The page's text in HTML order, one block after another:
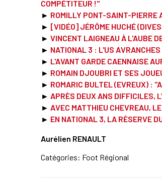
COMPÉTITEUR !"
► ROMILLY PONT-SAINT-PIERRE
► [VIDÉO] JÉRÔME HUCHÉ
► VINCENT LAIGNEAU À L'AUBE
► NATIONAL 3 : L'US
► L'AVANT GARDE CAENNAISE
► ROMAIN DJOUBRI ET SES
► ROMARIC BULTEL (EVREUX) :
► APRÈS DEUX ANS DIFFICILES,
► AVEC MATTHIEU CHEVREAU,
► EN NATIONAL 3, LA RÉSERVE
Aurélien RENAULT
Catégories: Foot Régional